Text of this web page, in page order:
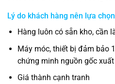
Lý do khách hàng nên lựa
Hàng luôn có sẵn kho, cần
Máy móc, thiết bị đảm bảo
chứng minh nguồn gốc
Giá thành cạnh tranh